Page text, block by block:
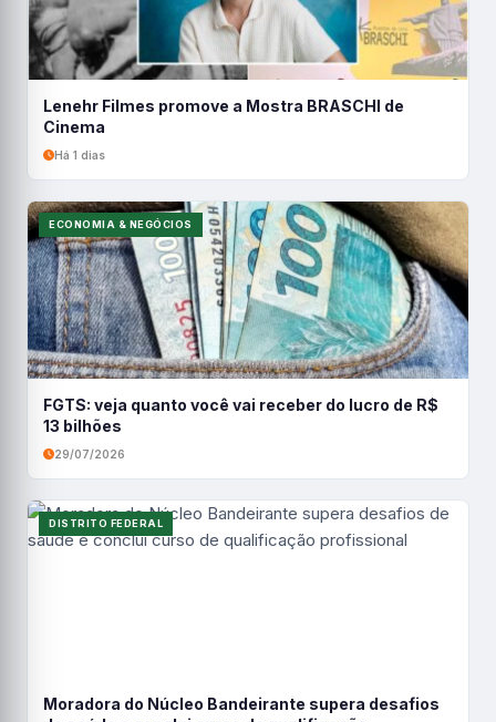
Lenehr Filmes promove a Mostra BRASCHI de
Cinema
Há 1 dias
ECONOMIA & NEGÓCIOS
FGTS: veja quanto você vai receber do lucro de R$
13 bilhões
29/07/2026
DISTRITO FEDERAL
Moradora do Núcleo Bandeirante supera desafios